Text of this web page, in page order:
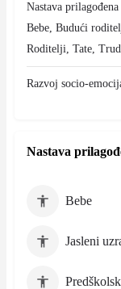
Nastava prilagođena
Bebe, Budući
Roditelji, Tate,
Razvoj socio-
Nastava
Bebe
Jasleni